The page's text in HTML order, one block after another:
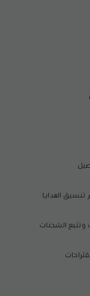
تنسيق الهدايا
وتتبع الشحنات